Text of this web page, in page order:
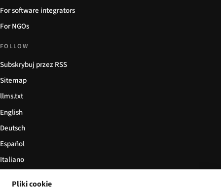
For software integrators
For NGOs
FOLLOW
Subskrybuj przez RSS
Sitemap
llms.txt
English
Deutsch
Español
Italiano
Pliki cookie